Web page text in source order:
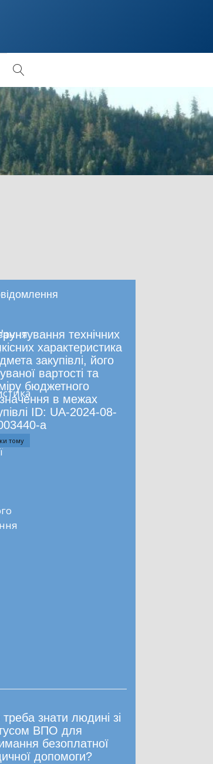
технічних
характеристика
закупівлі, його
вартості та
бюджетного
в межах
ID: UA-2024-08-
a
тому
знати людині зі
ВПО для
безоплатної
допомоги?